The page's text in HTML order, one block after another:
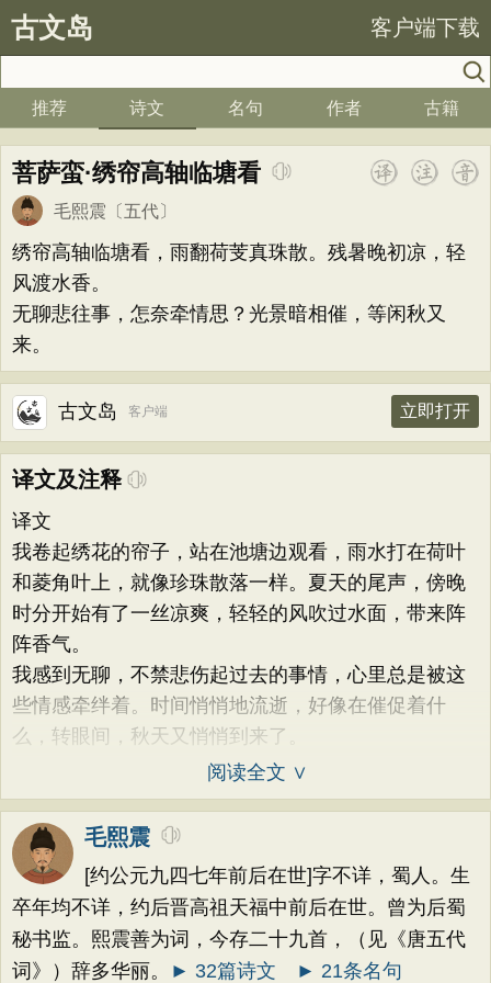
古文岛 客户端下载
推荐 诗文 名句 作者 古籍
菩萨蛮·绣帘高轴临塘看
毛熙震 〔五代〕
绣帘高轴临塘看，雨翻荷芰真珠散。残暑晚初凉，轻
风渡水香。
无聊悲往事，怎奈牵情思？光景暗相催，等闲秋又
来。
古文岛 客户端 立即打开
译文及注释
译文
我卷起绣花的帘子，站在池塘边观看，雨水打在荷叶
和菱角叶上，就像珍珠散落一样。夏天的尾声，傍晚
时分开始有了一丝凉爽，轻轻的风吹过水面，带来阵
阵香气。
我感到无聊，不禁悲伤起过去的事情，心里总是被这
些情感牵绊着。时间悄悄地流逝，好像在催促着什
么，转眼间，秋天又悄悄到来了。
阅读全文 ∨
毛熙震
[约公元九四七年前后在世]字不详，蜀人。生
卒年均不详，约后晋高祖天福中前后在世。曾为后蜀
秘书监。熙震善为词，今存二十九首，（见《唐五代
词》）辞多华丽。
► 32篇诗文 ► 21条名句